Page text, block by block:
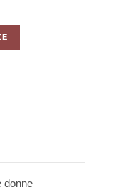
donne